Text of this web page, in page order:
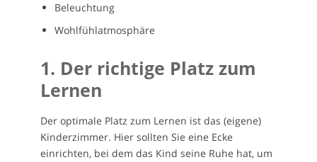
Beleuchtung
Wohlfühlatmosphäre
1. Der richtige Platz zum
Lernen
Der optimale Platz zum Lernen ist das (eigene)
Kinderzimmer. Hier sollten Sie eine Ecke
einrichten, bei dem das Kind seine Ruhe hat, um